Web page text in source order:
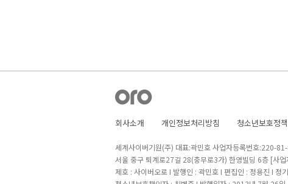
회사소개 개인정보처리방침 청소년보호정책
세계사이버기원(주) 대표:곽민호 사업자등록번호:220-
서울 중구 퇴계로27길 28(충무로3가) 한영빌딩 6층 [사
제호 : 사이버오로 I 발행인 : 곽민호 I 편집인 : 정용진 I 정